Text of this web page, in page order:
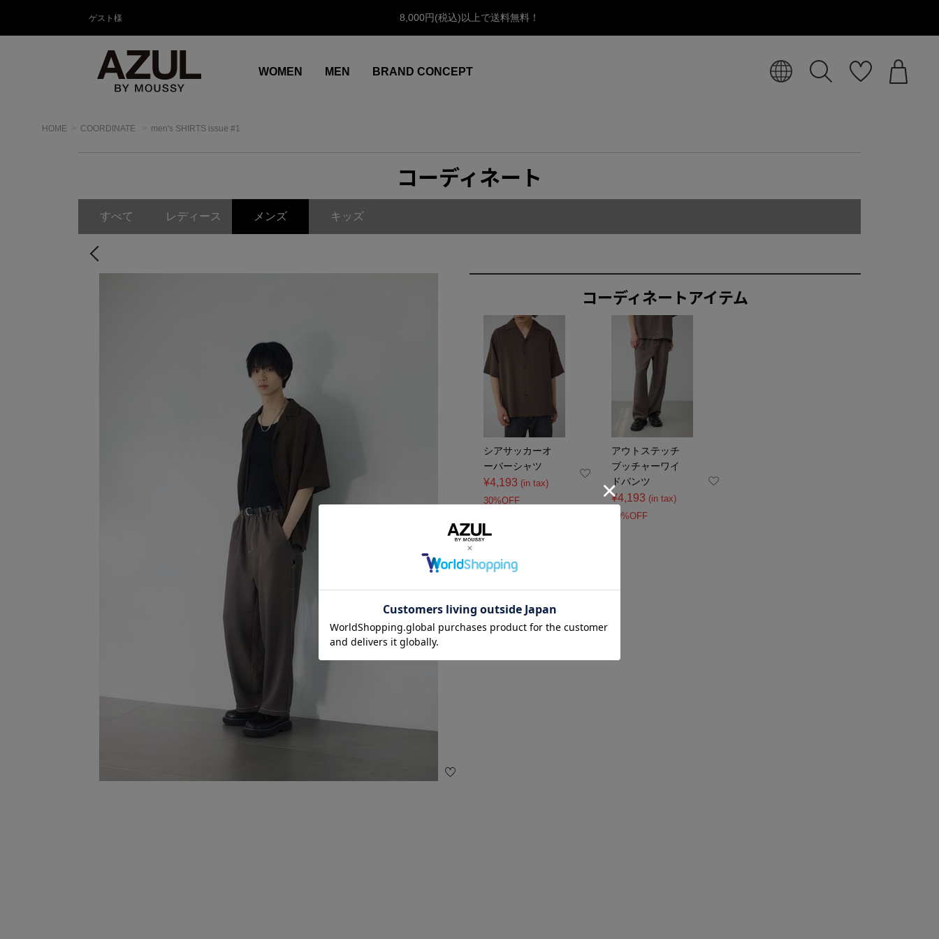
ゲスト様 8,000円(税込)以上で送料無料！
WOMEN MEN BRAND CONCEPT
HOME COORDINATE men's SHIRTS issue #1
コーディネート
すべて レディース メンズ キッズ
コーディネートアイテム
シアサッカーオ
ーバーシャツ
¥4,193 (in tax)
30%OFF
アウトステッチ
ブッチャーワイ
ドパンツ
¥4,193 (in tax)
30%OFF